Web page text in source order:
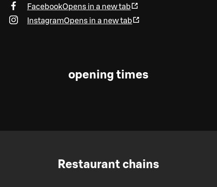
FacebookOpens in a new tab
InstagramOpens in a new tab
opening times
Restaurant chains